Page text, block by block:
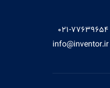
021-77639654
info@inventor.ir